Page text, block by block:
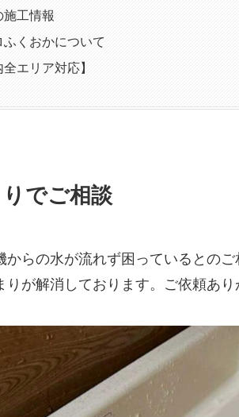
工情報
ふくおかについて
全エリア対応】
でご相談
からの水が流れず困っているとの
が解消しております。ご依頼あり